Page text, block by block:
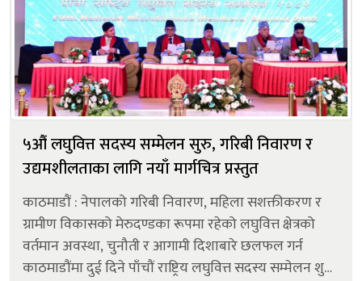
५औं लघुवित्त सदस्य सम्मेलन सुरु, गरिबी निवारण र
उद्यमशीलताका लागि नयाँ मार्गचित्र प्रस्तुत
काठमाडौं : नेपालको गरिबी निवारण, महिला सशक्तीकरण र
ग्रामीण विकासको मेरुदण्डका रूपमा रहेको लघुवित्त क्षेत्रको
वर्तमान अवस्था, चुनौती र आगामी दिशाबारे छलफल गर्न
काठमाडौंमा दुई दिने पाँचौं राष्ट्रिय लघुवित्त सदस्य सम्मेलन शुरु